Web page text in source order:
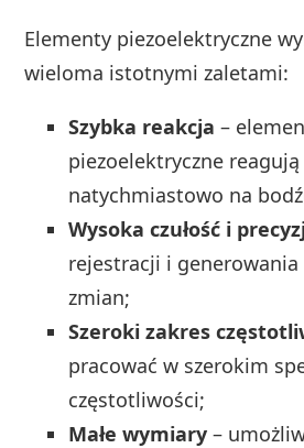
Elementy piezoelektryczne
wieloma istotnymi zaletami:
Szybka reakcja –
piezoelektryczne
natychmiastowo na
Wysoka czułość i
rejestracji i generowania
zmian;
Szeroki zakres
pracować w szerokim
częstotliwości;
Małe wymiary –